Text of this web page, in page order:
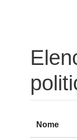
Nome